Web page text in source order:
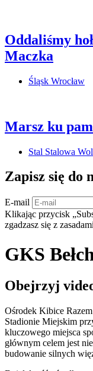
Oddaliśmy
Maczka
Śląsk Wrocław
Marsz ku
Stal Stalowa
Zapisz się do
E-mail
Klikając przycisk
zgadzasz się z zasadami
GKS
Obejrzyj
Ośrodek Kibice
Stadionie Miejskim
kluczowego miejsca
głównym celem jest
budowanie silnych